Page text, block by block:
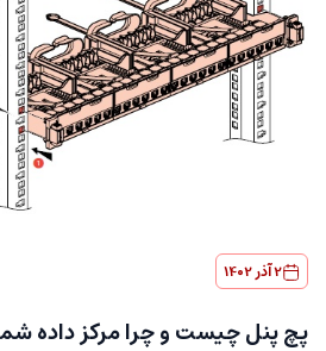
2 آذر 1402
پچ پنل چیست و چرا مرکز داده شما